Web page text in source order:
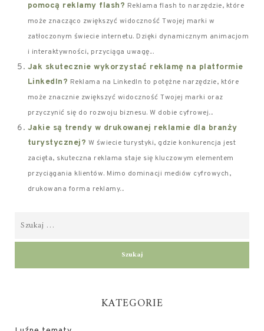
pomocą reklamy flash? Reklama flash to narzędzie, które
może znacząco zwiększyć widoczność Twojej marki w
zatłoczonym świecie internetu. Dzięki dynamicznym animacjom
i interaktywności, przyciąga uwagę...
Jak skutecznie wykorzystać reklamę na platformie
LinkedIn? Reklama na LinkedIn to potężne narzędzie, które
może znacznie zwiększyć widoczność Twojej marki oraz
przyczynić się do rozwoju biznesu. W dobie cyfrowej...
Jakie są trendy w drukowanej reklamie dla branży
turystycznej? W świecie turystyki, gdzie konkurencja jest
zacięta, skuteczna reklama staje się kluczowym elementem
przyciągania klientów. Mimo dominacji mediów cyfrowych,
drukowana forma reklamy...
KATEGORIE